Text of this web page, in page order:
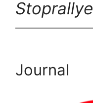
Stoprallye
Journal